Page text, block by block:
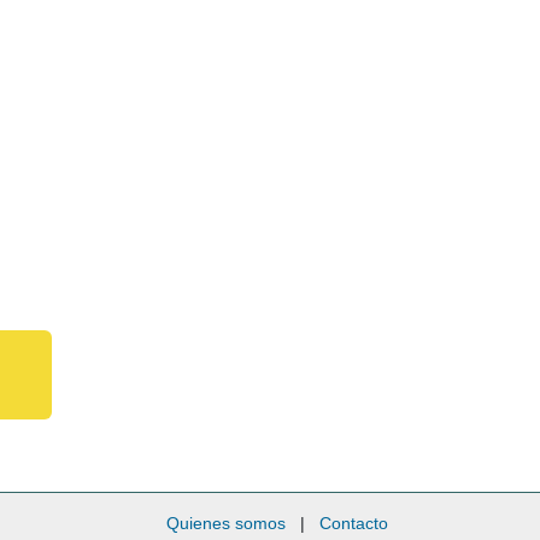
Quienes somos | Contacto